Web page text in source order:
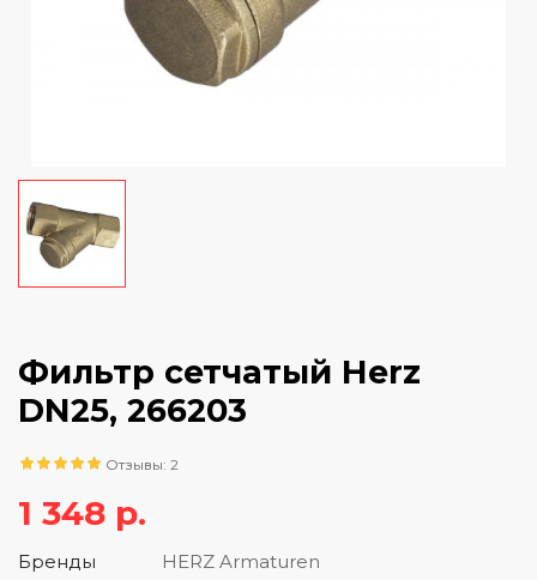
Фильтр сетчатый Herz
DN25, 266203
Отзывы: 2
1 348 р.
Бренды
HERZ Armaturen